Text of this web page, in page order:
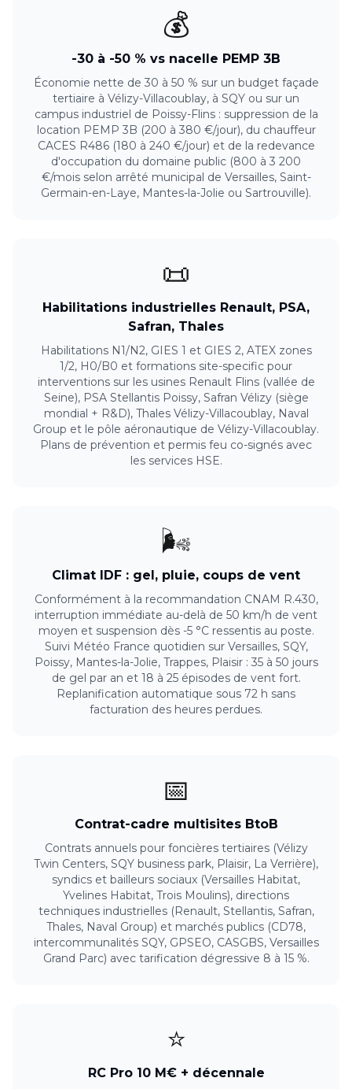
💰
-30 à -50 % vs nacelle PEMP 3B
Économie nette de 30 à 50 % sur un budget façade
tertiaire à Vélizy-Villacoublay, à SQY ou sur un
campus industriel de Poissy-Flins : suppression de la
location PEMP 3B (200 à 380 €/jour), du chauffeur
CACES R486 (180 à 240 €/jour) et de la redevance
d'occupation du domaine public (800 à 3 200
€/mois selon arrêté municipal de Versailles, Saint-
Germain-en-Laye, Mantes-la-Jolie ou Sartrouville).
📜
Habilitations industrielles Renault, PSA,
Safran, Thales
Habilitations N1/N2, GIES 1 et GIES 2, ATEX zones
1/2, H0/B0 et formations site-specific pour
interventions sur les usines Renault Flins (vallée de
Seine), PSA Stellantis Poissy, Safran Vélizy (siège
mondial + R&D), Thales Vélizy-Villacoublay, Naval
Group et le pôle aéronautique de Vélizy-Villacoublay.
Plans de prévention et permis feu co-signés avec
les services HSE.
🌬️
Climat IDF : gel, pluie, coups de vent
Conformément à la recommandation CNAM R.430,
interruption immédiate au-delà de 50 km/h de vent
moyen et suspension dès -5 °C ressentis au poste.
Suivi Météo France quotidien sur Versailles, SQY,
Poissy, Mantes-la-Jolie, Trappes, Plaisir : 35 à 50 jours
de gel par an et 18 à 25 épisodes de vent fort.
Replanification automatique sous 72 h sans
facturation des heures perdues.
📅
Contrat-cadre multisites BtoB
Contrats annuels pour foncières tertiaires (Vélizy
Twin Centers, SQY business park, Plaisir, La Verrière),
syndics et bailleurs sociaux (Versailles Habitat,
Yvelines Habitat, Trois Moulins), directions
techniques industrielles (Renault, Stellantis, Safran,
Thales, Naval Group) et marchés publics (CD78,
intercommunalités SQY, GPSEO, CASGBS, Versailles
Grand Parc) avec tarification dégressive 8 à 15 %.
⭐
RC Pro 10 M€ + décennale